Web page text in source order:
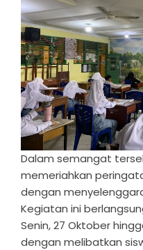
Dalam semangat
memeriahkan
dengan
Kegiatan ini
Senin, 27 Oktober
dengan melibatkan